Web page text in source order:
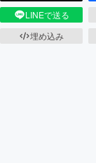
LINEで送る
埋め込み